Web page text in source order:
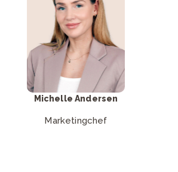
Andersen
Send mail
Michelle Andersen
Marketingchef